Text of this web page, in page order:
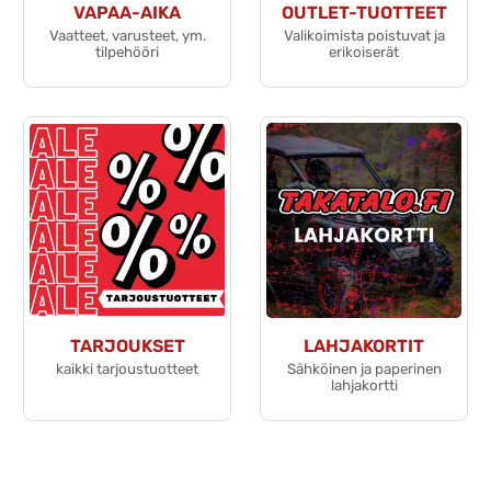
VAPAA-AIKA
Vaatteet, varusteet, ym.
tilpehööri
OUTLET-TUOTTEET
Valikoimista poistuvat ja
erikoiserät
TARJOUKSET
kaikki tarjoustuotteet
LAHJAKORTIT
Sähköinen ja paperinen
lahjakortti